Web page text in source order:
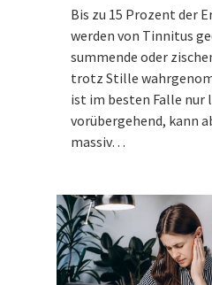
Bis zu 15 Prozent der
werden von Tinnitus
summende oder
trotz Stille
ist im besten Falle nur
vorübergehend, kann
massiv…